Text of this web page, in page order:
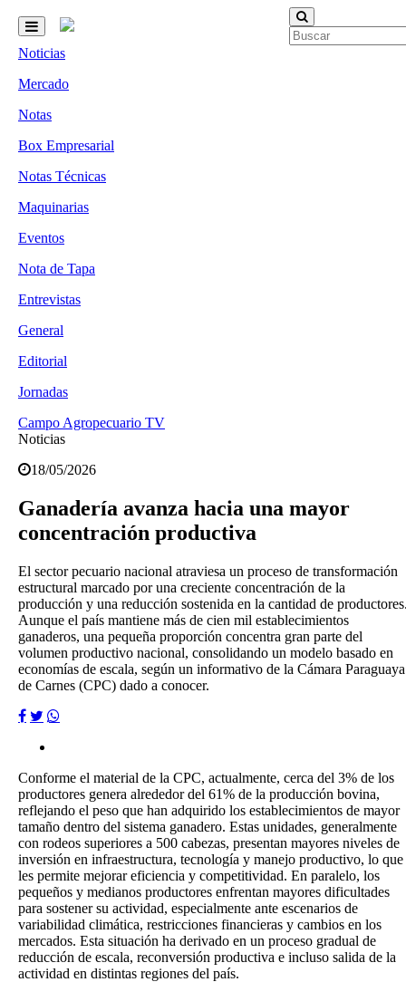
Noticias
Mercado
Notas
Box Empresarial
Notas Técnicas
Maquinarias
Eventos
Nota de Tapa
Entrevistas
General
Editorial
Jornadas
Campo Agropecuario TV
Noticias
18/05/2026
Ganadería avanza hacia una mayor
concentración productiva
El sector pecuario nacional atraviesa un proceso de transformación
estructural marcado por una creciente concentración de la
producción y una reducción sostenida en la cantidad de
Aunque el país mantiene más de cien mil establecimientos
ganaderos, una pequeña proporción concentra gran parte del
volumen productivo nacional, consolidando un modelo basado en
economías de escala, según un informativo de la Cámara Paraguaya
de Carnes (CPC) dado a conocer.
Conforme el material de la CPC, actualmente, cerca del 3% de los
productores genera alrededor del 61% de la producción bovina,
reflejando el peso que han adquirido los establecimientos de mayor
tamaño dentro del sistema ganadero. Estas unidades, generalmente
con rodeos superiores a 500 cabezas, presentan mayores niveles de
inversión en infraestructura, tecnología y manejo productivo, lo que
les permite mejorar eficiencia y competitividad. En paralelo, los
pequeños y medianos productores enfrentan mayores dificultades
para sostener su actividad, especialmente ante escenarios de
variabilidad climática, restricciones financieras y cambios en los
mercados. Esta situación ha derivado en un proceso gradual de
reducción de escala, reconversión productiva e incluso salida de la
actividad en distintas regiones del país.